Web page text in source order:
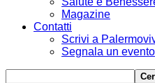
Magazine
Contatti
Scrivi a
Segnala un evento